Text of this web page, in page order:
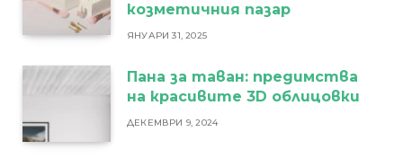
козметичния пазар
ЯНУАРИ 31, 2025
Пана за таван: предимства
на красивите 3D облицовки
ДЕКЕМВРИ 9, 2024